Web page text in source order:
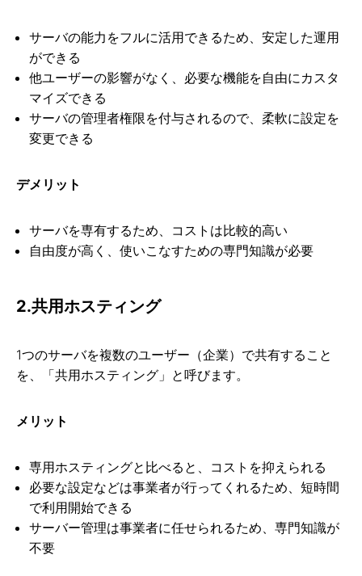
サーバの能力をフルに活用できるため、安定した運用
ができる
他ユーザーの影響がなく、必要な機能を自由にカスタ
マイズできる
サーバの管理者権限を付与されるので、柔軟に設定を
変更できる
デメリット
サーバを専有するため、コストは比較的高い
自由度が高く、使いこなすための専門知識が必要
2.共用ホスティング
1つのサーバを複数のユーザー（企業）で共有すること
を、「共用ホスティング」と呼びます。
メリット
専用ホスティングと比べると、コストを抑えられる
必要な設定などは事業者が行ってくれるため、短時間
で利用開始できる
サーバー管理は事業者に任せられるため、専門知識が
不要